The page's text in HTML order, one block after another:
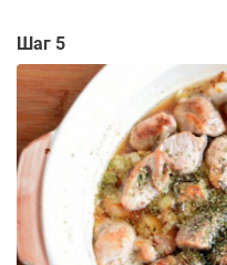
Шаг 5